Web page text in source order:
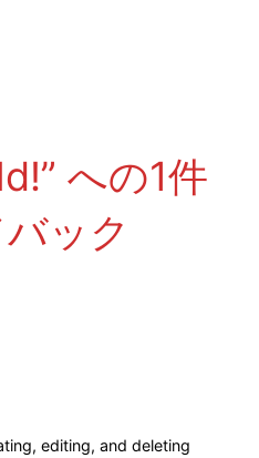
への1件
ック
editing, and deleting